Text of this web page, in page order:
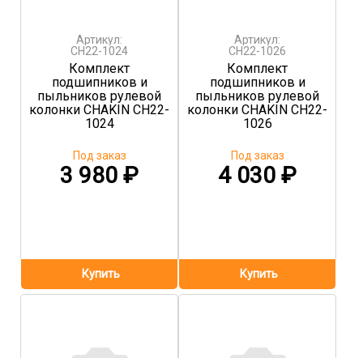
Артикул:
CH22-1024
Комплект
подшипников и
пыльников рулевой
колонки CHAKIN CH22-
1024
3 980 ₽
Под заказ
Артикул:
CH22-1026
Комплект
подшипников и
пыльников рулевой
колонки CHAKIN CH22-
1026
4 030₽
Под заказ